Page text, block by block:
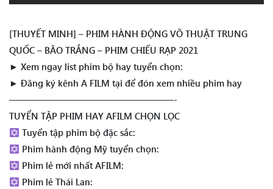
[THUYẾT MINH] – PHIM HÀNH ĐỘNG VÕ THUẬT TRUNG
QUỐC – BÃO TRẮNG – PHIM CHIẾU RẠP 2021
► Xem ngay list phim bộ hay tuyển chọn:
► Đăng ký kênh A FILM tại để đón xem nhiều phim hay
——————————————————-
TUYỂN TẬP PHIM HAY AFILM CHỌN LỌC
Tuyển tập phim bộ đặc sắc:
Phim hành động Mỹ tuyển chọn:
Phim lẻ mới nhất AFILM:
Phim lẻ Thái Lan: